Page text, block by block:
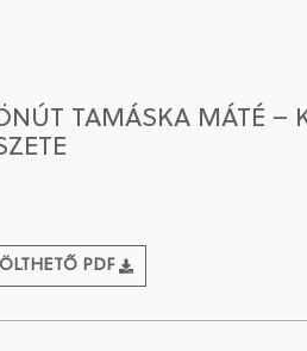
TAMÁSKA MÁTÉ –
PDF